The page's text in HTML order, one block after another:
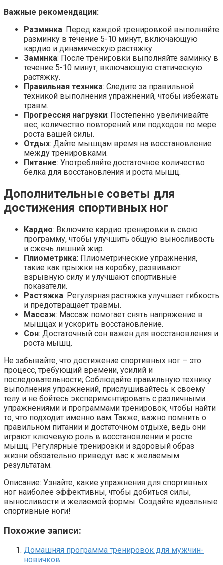
Важные рекомендации:
Разминка: Перед каждой тренировкой выполняйте
разминку в течение 5-10 минут‚ включающую
кардио и динамическую растяжку.
Заминка: После тренировки выполняйте заминку в
течение 5-10 минут‚ включающую статическую
растяжку.
Правильная техника: Следите за правильной
техникой выполнения упражнений‚ чтобы избежать
травм.
Прогрессия нагрузки: Постепенно увеличивайте
вес‚ количество повторений или подходов по мере
роста вашей силы.
Отдых: Дайте мышцам время на восстановление
между тренировками.
Питание: Употребляйте достаточное количество
белка для восстановления и роста мышц.
Дополнительные советы для
достижения спортивных ног
Кардио: Включите кардио тренировки в свою
программу‚ чтобы улучшить общую выносливость
и сжечь лишний жир.
Плиометрика: Плиометрические упражнения‚
такие как прыжки на коробку‚ развивают
взрывную силу и улучшают спортивные
показатели.
Растяжка: Регулярная растяжка улучшает гибкость
и предотвращает травмы.
Массаж: Массаж помогает снять напряжение в
мышцах и ускорить восстановление.
Сон: Достаточный сон важен для восстановления и
роста мышц.
Не забывайте‚ что достижение спортивных ног – это
процесс‚ требующий времени‚ усилий и
последовательности; Соблюдайте правильную технику
выполнения упражнений‚ прислушивайтесь к своему
телу и не бойтесь экспериментировать с различными
упражнениями и программами тренировок‚ чтобы найти
то‚ что подходит именно вам. Также‚ важно помнить о
правильном питании и достаточном отдыхе‚ ведь они
играют ключевую роль в восстановлении и росте
мышц. Регулярные тренировки и здоровый образ
жизни обязательно приведут вас к желаемым
результатам.
Описание: Узнайте‚ какие упражнения для спортивных
ног наиболее эффективны‚ чтобы добиться силы‚
выносливости и желаемой формы. Создайте идеальные
спортивные ноги!
Похожие записи:
Домашняя программа тренировок для мужчин-
новичков